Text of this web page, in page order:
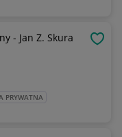
- Jan Z. Skura
PRYWATNA